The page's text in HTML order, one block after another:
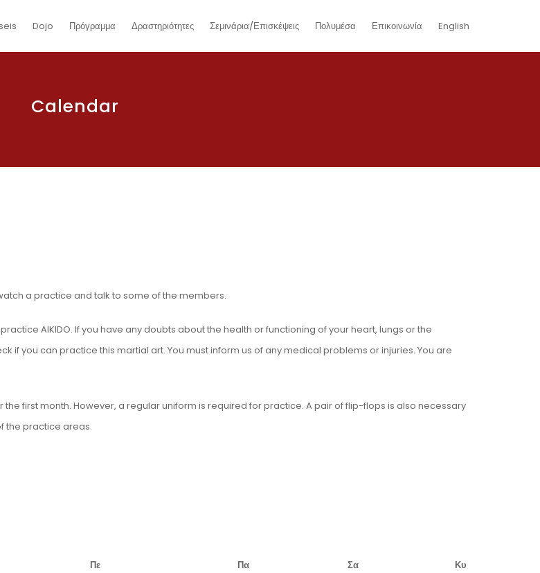
Dojo Πρόγραμμα Δραστηριότητες Σεμινάρια/Επισκέψεις Πολυμέσα Επικοινωνία English
Calendar
a practice and talk to some of the members.
AIKIDO. If you have any doubts about the health or functioning of your heart, lungs or the
if you can practice this martial art. You must inform us of any medical problems or injuries. You are
first month. However, a regular uniform is required for practice. A pair of flip-flops is also necessary
the practice areas.
Πε Πα Σα
Κυ